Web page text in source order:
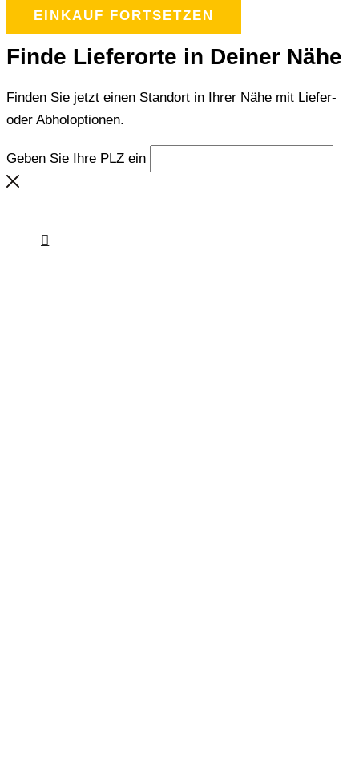
EINKAUF FORTSETZEN
Finde Lieferorte in Deiner Nähe
Finden Sie jetzt einen Standort in Ihrer Nähe mit Liefer-
oder Abholoptionen.
Geben Sie Ihre PLZ ein